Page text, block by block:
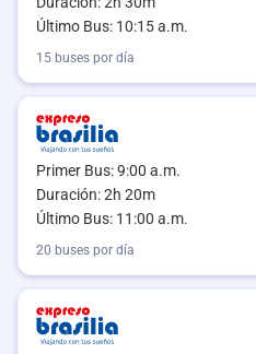
Último Bus: 10:15 a.m.
15 buses por día
Primer Bus: 9:00 a.m.
Duración: 2h 20m
Último Bus: 11:00 a.m.
20 buses por día